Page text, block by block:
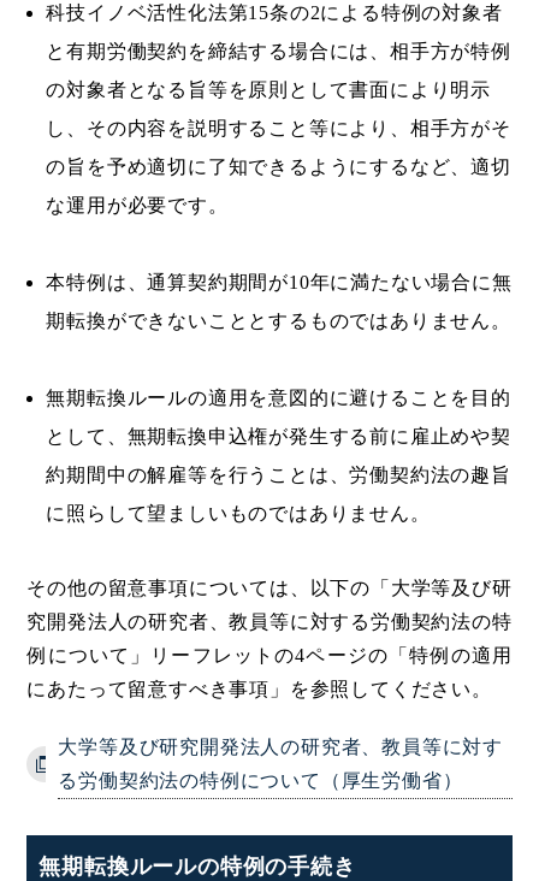
科技イノベ活性化法第15条の2による特例の対象者
と有期労働契約を締結する場合には、相手方が特例
の対象者となる旨等を原則として書面により明示
し、その内容を説明すること等により、相手方がそ
の旨を予め適切に了知できるようにするなど、適切
な運用が必要です。
本特例は、通算契約期間が10年に満たない場合に無
期転換ができないこととするものではありません。
無期転換ルールの適用を意図的に避けることを目的
として、無期転換申込権が発生する前に雇止めや契
約期間中の解雇等を行うことは、労働契約法の趣旨
に照らして望ましいものではありません。
その他の留意事項については、以下の「大学等及び研
究開発法人の研究者、教員等に対する労働契約法の特
例について」リーフレットの4ページの「特例の適用
にあたって留意すべき事項」を参照してください。
大学等及び研究開発法人の研究者、教員等に対す
る労働契約法の特例について（厚生労働省）
無期転換ルールの特例の手続き